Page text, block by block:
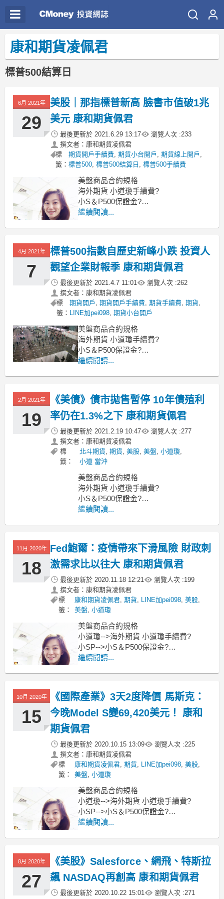
康和期貨凌佩君
標普500結算日
6月 2021年
29
美股｜那指標普新高 臉書市值破1兆
美元 康和期貨佩君
最後更新於 2021.6.29 13:17 瀏覽人次 :233
撰文者：康和期貨凌佩君
標
籤：
期貨開戶手續費,期貨小台開戶 ,期貨線上開戶 ,
標普500,標普500結算日 ,標普500手續費
美盤商品合約規格
海外期貨 小道瓊手續費?
小S＆P500保證金?
海外期貨 小那斯達克指數期貨?
繼續閱讀...
4月 2021年
7
標普500指數自歷史新峰小跌 投資人
觀望企業財報季 康和期貨佩君
最後更新於 2021.4.7 11:01 瀏覽人次 :262
撰文者：康和期貨凌佩君
標
籤：
期貨開戶 ,期貨開戶手續費,期貨手續費,期貨,
LINE加pei098,期貨小台開戶
美盤商品合約規格
海外期貨 小道瓊手續費?
小S＆P500保證金?
海外期貨 小那斯達克指數期貨?
繼續閱讀...
2月 2021年
19
《美債》債市拋售暫停 10年債殖利
率仍在1.3%之下 康和期貨佩君
最後更新於 2021.2.19 10:47 瀏覽人次 :277
撰文者：康和期貨凌佩君
標
籤：
北斗期貨, 期貨, 美股, 美盤, 小道瓊,
小道 當沖
美盤商品合約規格
海外期貨 小道瓊手續費?
小S＆P500保證金?
海外期貨 小那斯達克指數期貨?
繼續閱讀...
11月 2020年
18
Fed鮑爾：疫情帶來下滑風險 財政刺
激需求比以往大 康和期貨佩君
最後更新於 2020.11.18 12:21 瀏覽人次 :199
撰文者：康和期貨凌佩君
標
籤：
康和期貨凌佩君,期貨, LINE加pei098,美股,
美盤,小道瓊
美盤商品合約規格
小道瓊-->海外期貨 小道瓊手續費?
小SP-->小S＆P500保證金?
小那斯達克指數期貨-->海外期貨 小那斯
微型道瓊
繼續閱讀...
10月 2020年
15
《國際產業》3天2度降價 馬斯克：
今晚Model S變69,420美元！ 康和
期貨佩君
最後更新於 2020.10.15 13:09 瀏覽人次 :225
撰文者：康和期貨凌佩君
標
籤：
康和期貨凌佩君,期貨, LINE加pei098,美股,
美盤,小道瓊
美盤商品合約規格
小道瓊-->海外期貨 小道瓊手續費?
小SP-->小S＆P500保證金?
小那斯達克指數期貨-->海外期貨 小那斯
繼續閱讀...
8月 2020年
27
《美股》Salesforce、網飛、特斯拉
飆 NASDAQ再創高 康和期貨佩君
最後更新於 2020.10.22 15:01 瀏覽人次 :271